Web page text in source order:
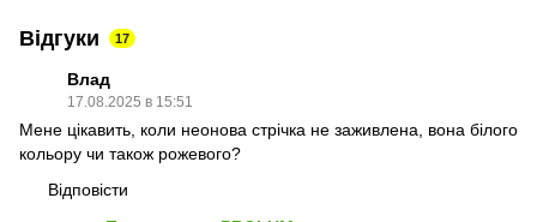
Відгуки 17
Влад
17.08.2025 в 15:51
Мене цікавить, коли неонова стрічка не заживлена, вона білого
кольору чи також рожевого?
Відповісти